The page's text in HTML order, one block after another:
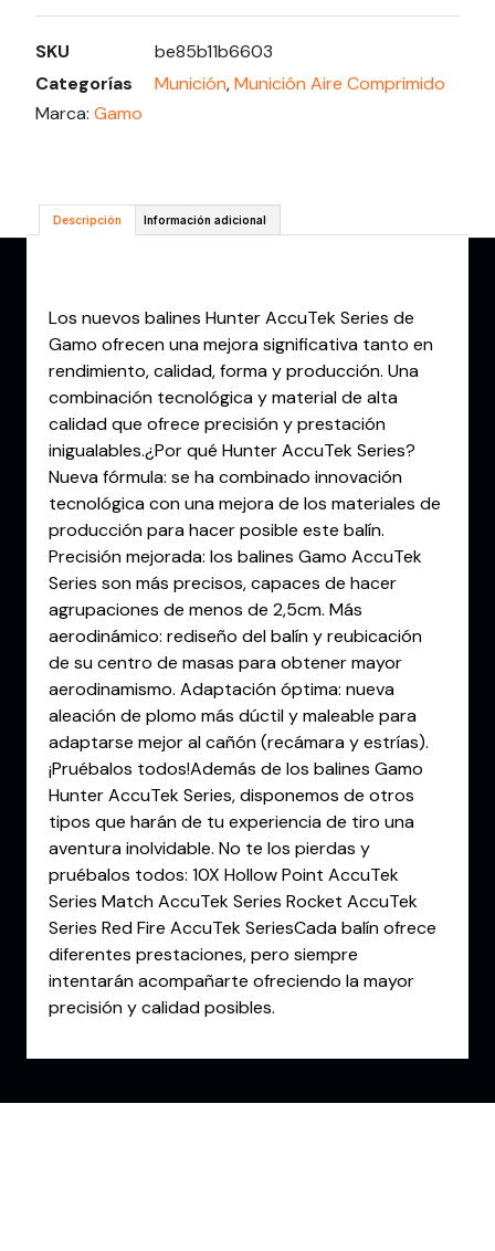
SKU
be85b11b6603
Categorías
Munición,Munición Aire Comprimido
Marca: Gamo
Descripción Información adicional
Los nuevos balines Hunter AccuTek Series de
Gamo ofrecen una mejora significativa tanto en
rendimiento, calidad, forma y producción. Una
combinación tecnológica y material de alta
calidad que ofrece precisión y prestación
inigualables.¿Por qué Hunter AccuTek Series?
Nueva fórmula: se ha combinado innovación
tecnológica con una mejora de los materiales de
producción para hacer posible este balín.
Precisión mejorada: los balines Gamo AccuTek
Series son más precisos, capaces de hacer
agrupaciones de menos de 2,5cm. Más
aerodinámico: rediseño del balín y reubicación
de su centro de masas para obtener mayor
aerodinamismo. Adaptación óptima: nueva
aleación de plomo más dúctil y maleable para
adaptarse mejor al cañón (recámara y estrías).
¡Pruébalos todos!Además de los balines Gamo
Hunter AccuTek Series, disponemos de otros
tipos que harán de tu experiencia de tiro una
aventura inolvidable. No te los pierdas y
pruébalos todos: 10X Hollow Point AccuTek
Series Match AccuTek Series Rocket AccuTek
Series Red Fire AccuTek SeriesCada balín ofrece
diferentes prestaciones, pero siempre
intentarán acompañarte ofreciendo la mayor
precisión y calidad posibles.